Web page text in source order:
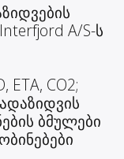
A/S-ს
CO2;
ბმულები